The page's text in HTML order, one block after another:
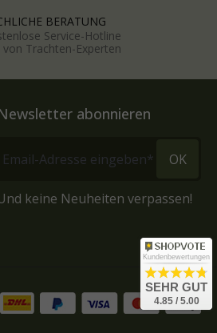
BERATUNG
Service-Hotline
von Trachten-Experten
abonnieren
OK
keine Neuheiten verpassen!
Kundenbewertungen
SEHR GUT
4.85 / 5.00